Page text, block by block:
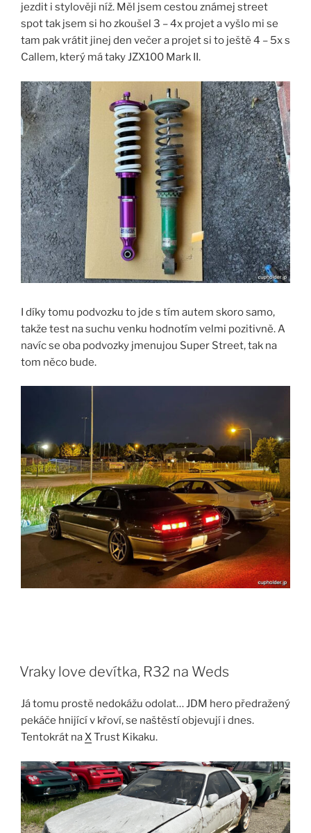
jezdit i stylověji níž. Měl jsem cestou známej street
spot tak jsem si ho zkoušel 3 – 4x projet a vyšlo mi se
tam pak vrátit jinej den večer a projet si to ještě 4 – 5x s
Callem, který má taky JZX100 Mark II.
I díky tomu podvozku to jde s tím autem skoro samo,
takže test na suchu venku hodnotím velmi pozitivně. A
navíc se oba podvozky jmenujou Super Street, tak na
tom něco bude.
Vraky love devítka, R32 na Weds
Já tomu prostě nedokážu odolat… JDM hero předražený
pekáče hnijící v křoví, se naštěstí objevují i dnes.
Tentokrát naXTrust Kikaku.